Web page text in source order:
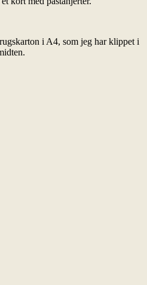
i A4, som jeg har klippet i